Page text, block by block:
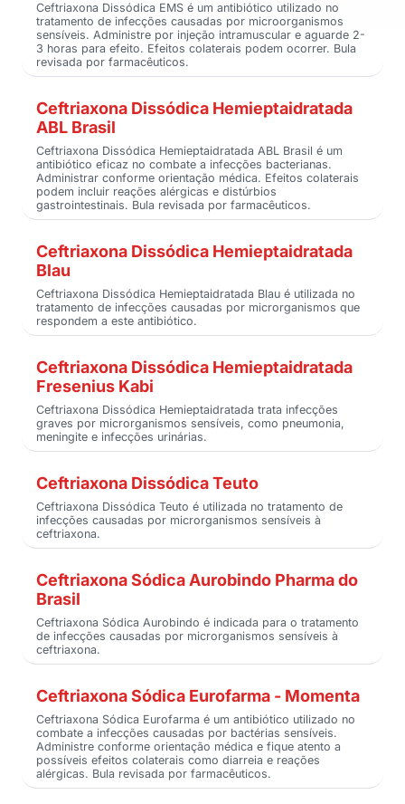
Ceftriaxona Dissódica EMS é um antibiótico utilizado no
tratamento de infecções causadas por microorganismos
sensíveis. Administre por injeção intramuscular e aguarde 2-
3 horas para efeito. Efeitos colaterais podem ocorrer. Bula
revisada por farmacêuticos.
Ceftriaxona Dissódica Hemieptaidratada
ABL Brasil
Ceftriaxona Dissódica Hemieptaidratada ABL Brasil é um
antibiótico eficaz no combate a infecções bacterianas.
Administrar conforme orientação médica. Efeitos colaterais
podem incluir reações alérgicas e distúrbios
gastrointestinais. Bula revisada por farmacêuticos.
Ceftriaxona Dissódica Hemieptaidratada
Blau
Ceftriaxona Dissódica Hemieptaidratada Blau é utilizada no
tratamento de infecções causadas por microrganismos que
respondem a este antibiótico.
Ceftriaxona Dissódica Hemieptaidratada
Fresenius Kabi
Ceftriaxona Dissódica Hemieptaidratada trata infecções
graves por microrganismos sensíveis, como pneumonia,
meningite e infecções urinárias.
Ceftriaxona Dissódica Teuto
Ceftriaxona Dissódica Teuto é utilizada no tratamento de
infecções causadas por microrganismos sensíveis à
ceftriaxona.
Ceftriaxona Sódica Aurobindo Pharma do
Brasil
Ceftriaxona Sódica Aurobindo é indicada para o tratamento
de infecções causadas por microrganismos sensíveis à
ceftriaxona.
Ceftriaxona Sódica Eurofarma - Momenta
Ceftriaxona Sódica Eurofarma é um antibiótico utilizado no
combate a infecções causadas por bactérias sensíveis.
Administre conforme orientação médica e fique atento a
possíveis efeitos colaterais como diarreia e reações
alérgicas. Bula revisada por farmacêuticos.